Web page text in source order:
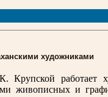
художниками
работает
живописных и